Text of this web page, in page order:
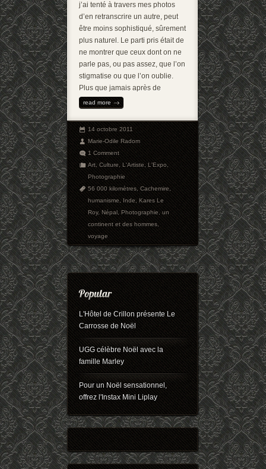
j’ai tenté à travers mes photos
d’en retranscrire un autre, peut
être moins sophistiqué, sûrement
plus naturel. Le parti pris était de
ne montrer que ceux dont on ne
parle pas, ou pas assez, que l’on
stigmatise ou que l’on oublie.
Plus que jamais après de
read more
14 octobre 2011
Marie-Odile Radom
1 Comment
Art,Culture,L'Artiste,L'Expo,
Photographie
56 000 kilomètres,Cachemire,
humanisme,Inde,Kares Le
Roy,Népal,Photographie,un
continent et des hommes,
voyage
L'Hôtel de Crillon présente Le
Carrosse de Noël
UGG célèbre Noël avec la
famille Marley
Pour un Noël sensationnel,
offrez l'Instax Mini Liplay